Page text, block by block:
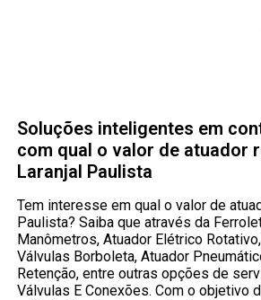
Soluções inteligentes em
com qual o valor de atuador
Laranjal Paulista
Tem interesse em qual o valor de
Paulista? Saiba que através da
Manômetros, Atuador Elétrico
Válvulas Borboleta, Atuador
Retenção, entre outras opções de
Válvulas E Conexões. Com o objetivo